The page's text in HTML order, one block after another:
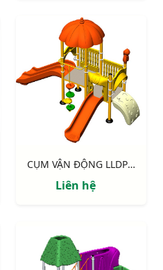
CỤM VẬN ĐỘNG LLDPE NIK124060B
Liên hệ